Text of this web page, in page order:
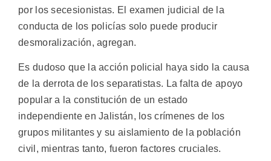
por los secesionistas. El examen judicial de la
conducta de los policías solo puede producir
desmoralización, agregan.
Es dudoso que la acción policial haya sido la causa
de la derrota de los separatistas. La falta de apoyo
popular a la constitución de un estado
independiente en Jalistán, los crímenes de los
grupos militantes y su aislamiento de la población
civil, mientras tanto, fueron factores cruciales.